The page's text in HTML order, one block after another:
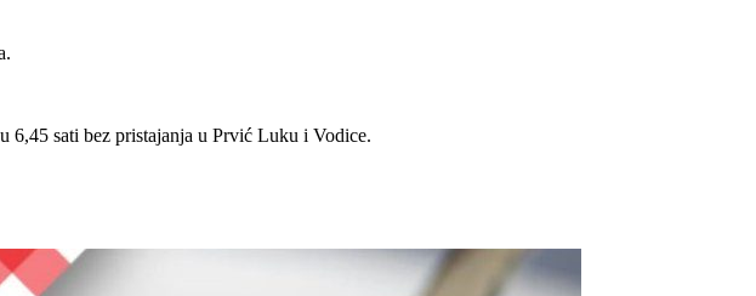
6,45 sati bez pristajanja u Prvić Luku i Vodice.